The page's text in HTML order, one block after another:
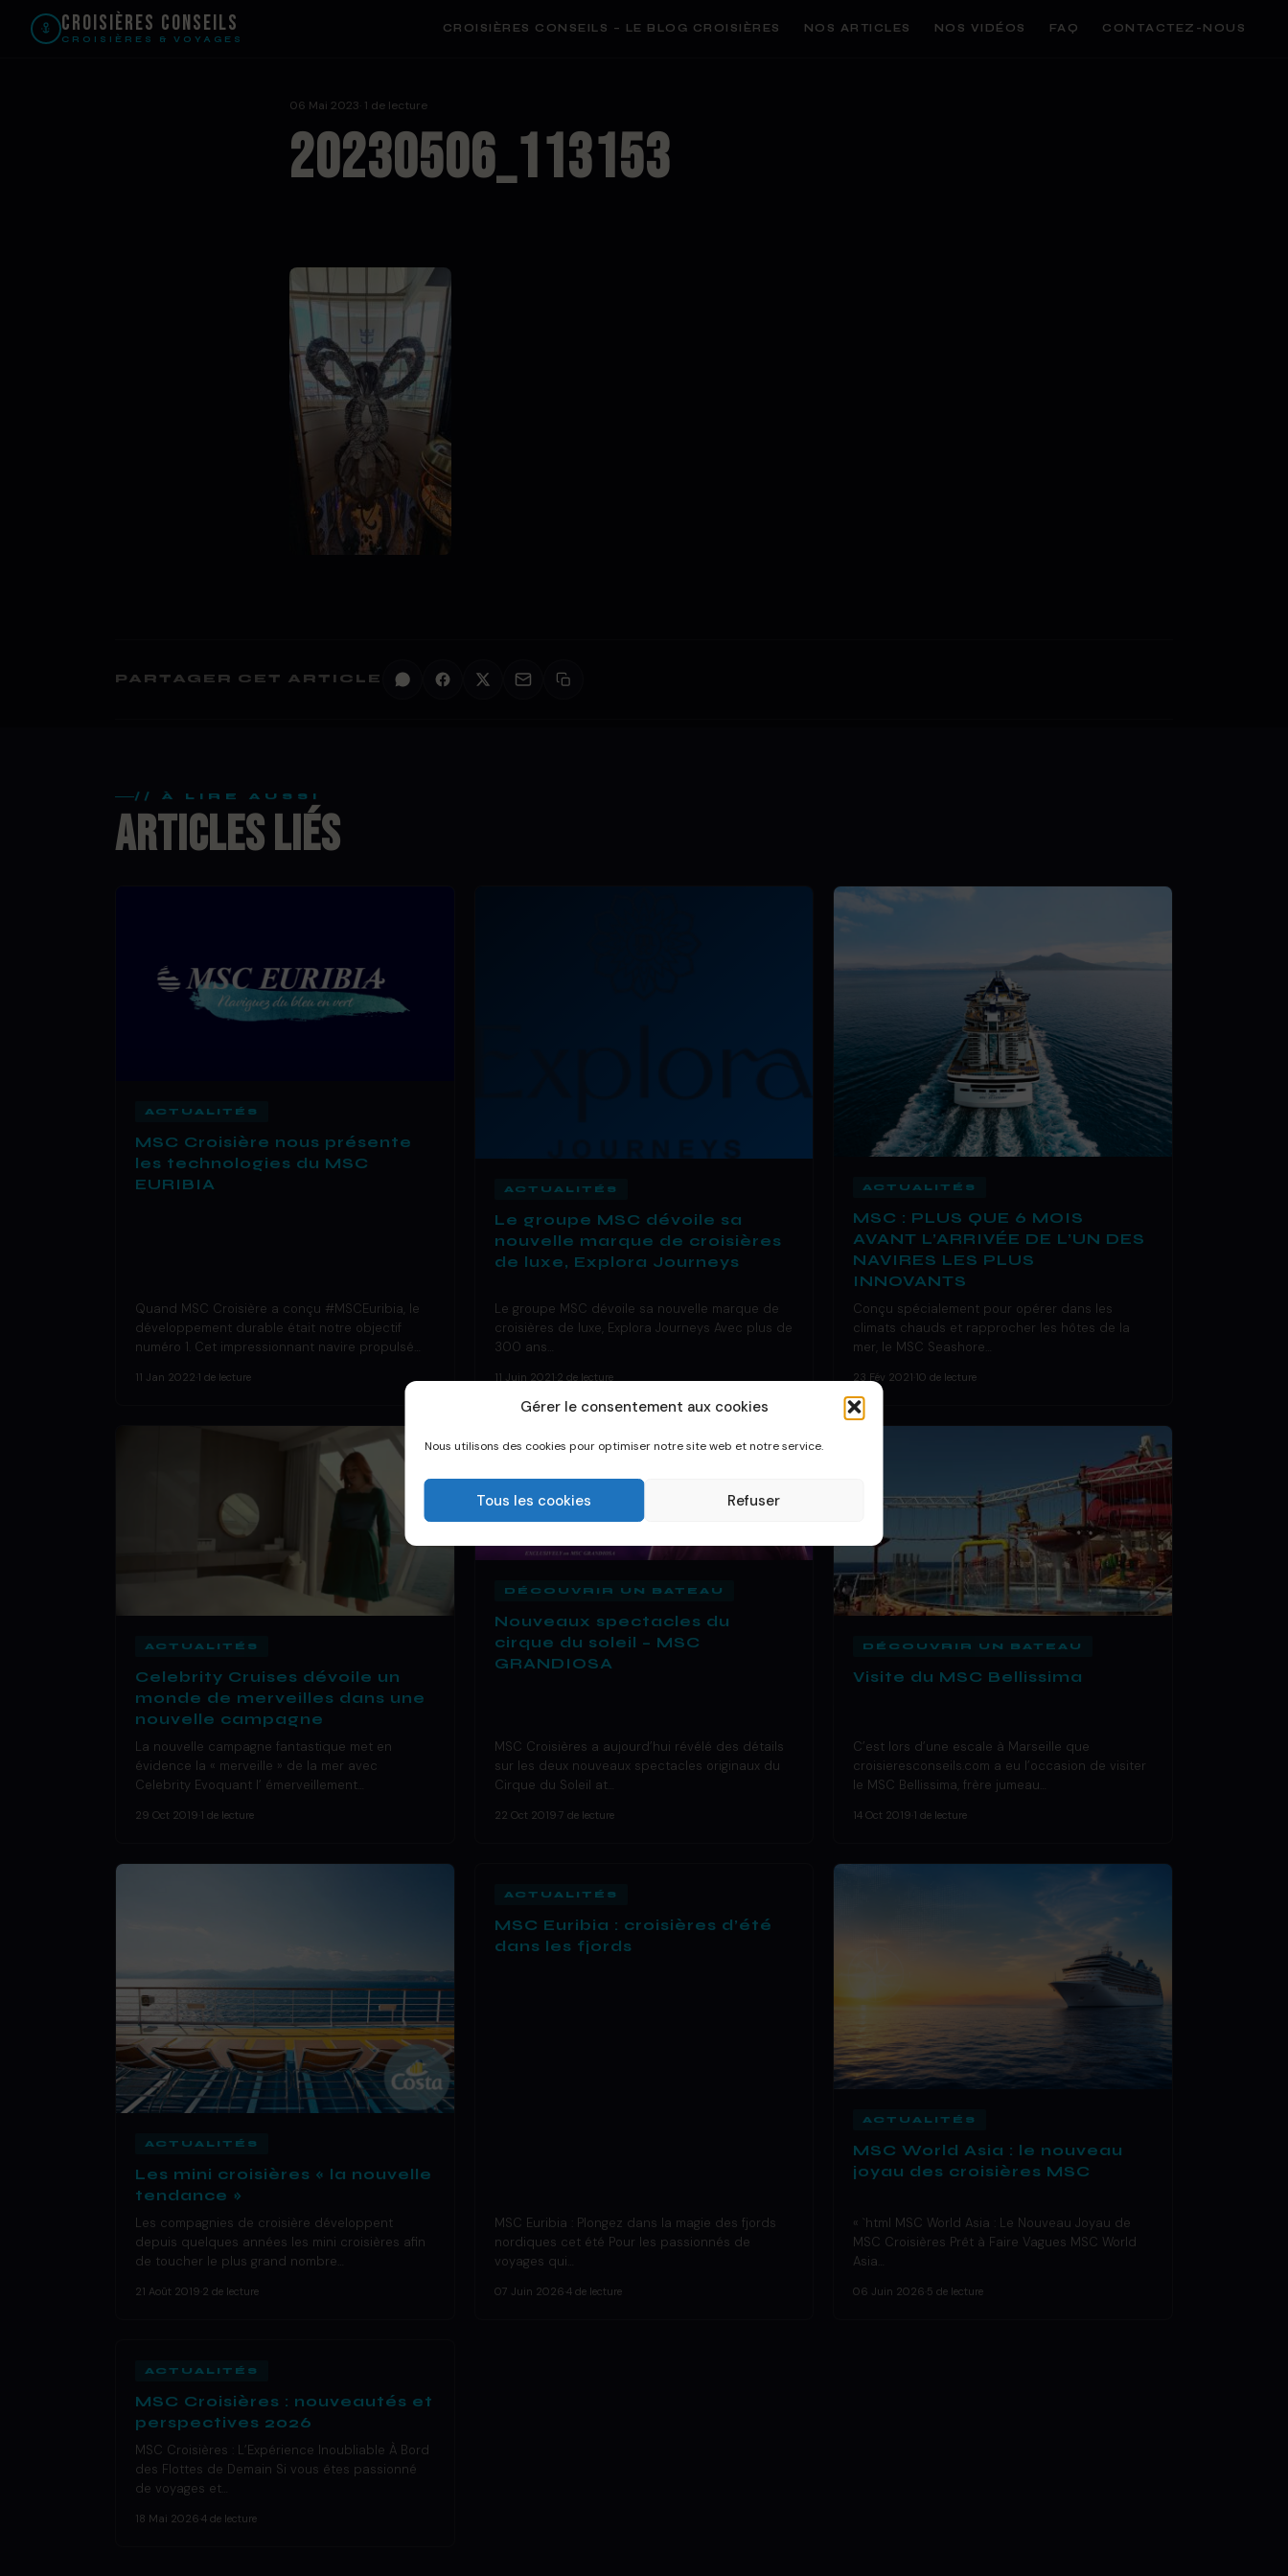
Gérer le consentement aux cookies
Nous utilisons des cookies pour optimiser notre site web et notre service.
Tous les cookies Refuser
Croisières Conseils
CROISIÈRES & VOYAGES
CROISIÈRES CONSEILS – LE BLOG CROISIÈRES NOS ARTICLES NOS VIDÉOS FAQ CONTACTEZ-NOUS
06 Mai 2023 · 1 de lecture
20230506_113153
PARTAGER CET ARTICLE
// À LIRE AUSSI
ARTICLES LIÉS
ACTUALITÉS
MSC Croisière nous présente
les technologies du MSC
EURIBIA
Quand MSC Croisière a conçu #MSCEuribia, le
développement durable était notre objectif
numéro 1. Cet impressionnant navire propulsé…
11 Jan 2022 1 de lecture
ACTUALITÉS
Le groupe MSC dévoile sa
nouvelle marque de croisières
de luxe, Explora Journeys
Le groupe MSC dévoile sa nouvelle marque de
croisières de luxe, Explora Journeys Avec plus de
300 ans…
11 Juin 2021 2 de lecture
ACTUALITÉS
MSC : PLUS QUE 6 MOIS
AVANT L’ARRIVÉE DE L’UN DES
NAVIRES LES PLUS
INNOVANTS
Conçu spécialement pour opérer dans les
climats chauds et rapprocher les hôtes de la
mer, le MSC Seashore…
23 Fév 2021 10 de lecture
ACTUALITÉS
Celebrity Cruises dévoile un
monde de merveilles dans une
nouvelle campagne
La nouvelle campagne fantastique met en
évidence la « merveille » de la mer avec
Celebrity Evoquant l’ émerveillement…
29 Oct 2019 1 de lecture
DÉCOUVRIR UN BATEAU
Nouveaux spectacles du
cirque du soleil – MSC
GRANDIOSA
MSC Croisières a aujourd’hui révélé des détails
sur les deux nouveaux spectacles originaux du
Cirque du Soleil at…
22 Oct 2019 7 de lecture
DÉCOUVRIR UN BATEAU
Visite du MSC Bellissima
C’est lors d’une escale à Marseille que
croisieresconseils.com a eu l’occasion de visiter
le MSC Bellissima, frère jumeau…
14 Oct 2019 1 de lecture
ACTUALITÉS
Les mini croisières « la nouvelle
tendance »
Les compagnies de croisière développent
depuis quelques années les mini croisières afin
de toucher le plus grand nombre…
21 Août 2019 2 de lecture
ACTUALITÉS
MSC Euribia : croisières d’été
dans les fjords
MSC Euribia : Plongez dans la magie des fjords
nordiques cet été Pour les passionnés de
voyages qui…
07 Juin 2026 4 de lecture
ACTUALITÉS
MSC World Asia : le nouveau
joyau des croisières MSC
« `html MSC World Asia : Le Nouveau Joyau de
MSC Croisières Prêt à Faire Vagues MSC World
Asia…
06 Juin 2026 5 de lecture
ACTUALITÉS
MSC Croisières : nouveautés et
perspectives 2026
MSC Croisières : L’Expérience Inoubliable À Bord
des Flottes de Demain Si vous êtes passionné
de voyages et…
18 Mai 2026 4 de lecture